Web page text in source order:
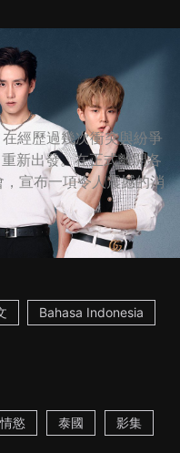
經歷過幾次衝突與紛爭
新出發。在正式離開各
宣布一項令人震撼的消
Bahasa Indonesia
情慾 泰國 影集